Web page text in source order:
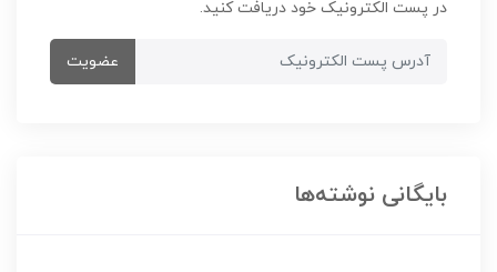
در پست الکترونیک خود دریافت کنید.
عضویت
بایگانی نوشته‌ها